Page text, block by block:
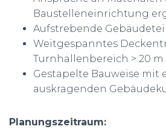
Baustelleneinrichtung
Aufstrebende
Weitgespanntes
Turnhallenbereich > 20 m
Gestapelte Bauweise mit
auskragenden
Planungszeitraum: